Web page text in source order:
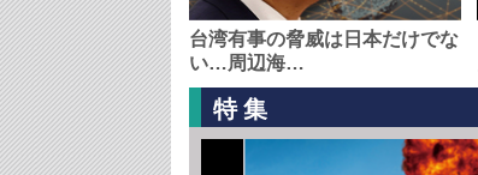
台湾有事の脅威は日本だけでな
い…周辺海…
特集